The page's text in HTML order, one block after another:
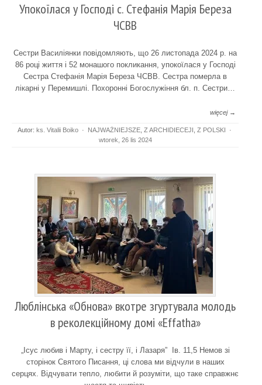
Упокоїлася у Господі с. Стефанія Марія Береза
ЧСВВ
Cестри Василіянки повідомляють, що 26 листопада 2024 р. на
86 році життя і 52 монашого покликання, упокоїлася у Господі
Сестра Стефанія Марія Береза ЧСВВ. Сестра померла в
лікарні у Перемишлі. Похоронні Богослужіння бл. п. Сестри…
więcej →
Autor: ks. Vitalii Boiko · NAJWAŻNIEJSZE, Z ARCHIDIECEJI Z POLSKI
·
wtorek, 26 lis 2024
Люблінська «Обнова» вкотре згуртувала молодь
в реколекційному домі «Effatha»
„Ісус любив і Марту, і сестру її, і Лазаря” Ів. 11,5 Немов зі
сторінок Святого Писання, ці слова ми відчули в наших
серцях. Відчувати тепло, любити й розуміти, що таке справжнє